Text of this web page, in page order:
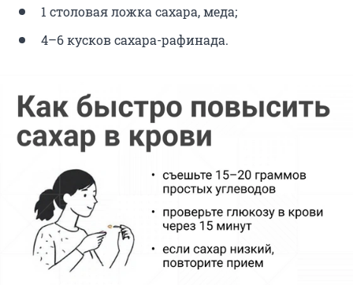
1 столовая ложка сахара, меда;
4–6 кусков сахара-рафинада.